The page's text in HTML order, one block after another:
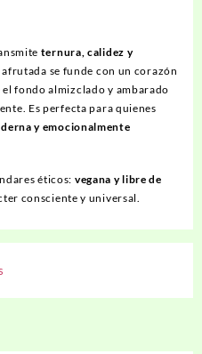
ternura, calidez y
afrutada se funde con un corazón
fondo almizclado y ambarado
Es perfecta para quienes
y emocionalmente
éticos: vegana y libre de
consciente y universal.